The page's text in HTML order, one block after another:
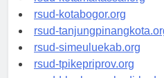
rsud-kotamakassar.org
rsud-kotabogor.org
rsud-tanjungpinangkota.org
rsud-simeuluekab.org